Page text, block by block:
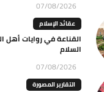
07/08/2026
عقائد الإسلام
القناعة في روايات أهل
السلام
07/08/2026
التقارير المصورة